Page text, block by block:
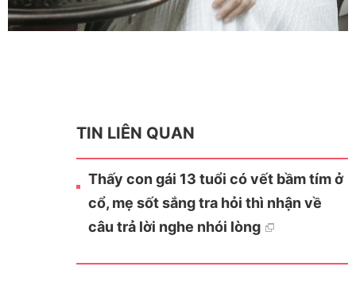
TIN LIÊN QUAN
Thấy con gái 13 tuổi có vết bầm tím ở
cổ, mẹ sốt sắng tra hỏi thì nhận về
câu trả lời nghe nhói lòng